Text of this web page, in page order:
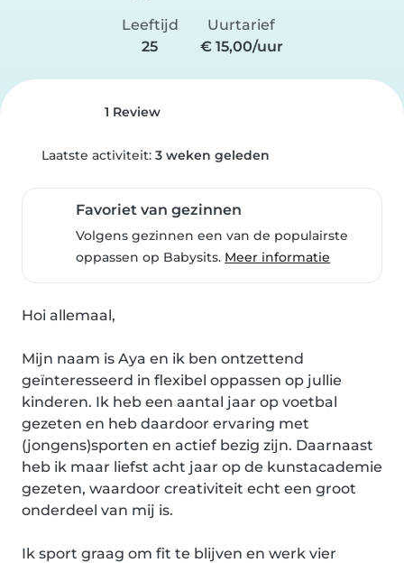
Leeftijd
25
Uurtarief
€ 15,00/uur
1 Review
Laatste activiteit: 3 weken geleden
Favoriet van gezinnen
Volgens gezinnen een van de populairste
oppassen op Babysits. Meer informatie
Hoi allemaal,
Mijn naam is Aya en ik ben ontzettend
geïnteresseerd in flexibel oppassen op jullie
kinderen. Ik heb een aantal jaar op voetbal
gezeten en heb daardoor ervaring met
(jongens)sporten en actief bezig zijn. Daarnaast
heb ik maar liefst acht jaar op de kunstacademie
gezeten, waardoor creativiteit echt een groot
onderdeel van mij is.
Ik sport graag om fit te blijven en werk vier